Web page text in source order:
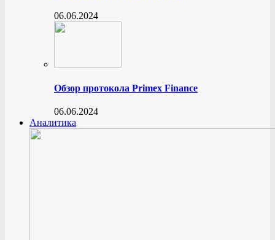
06.06.2024
Обзор протокола Primex Finance
06.06.2024
Аналитика